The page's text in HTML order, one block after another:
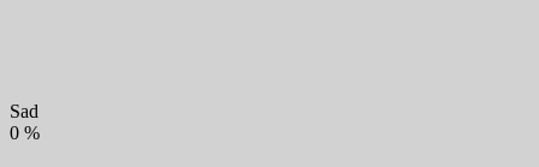
Sad
0 %